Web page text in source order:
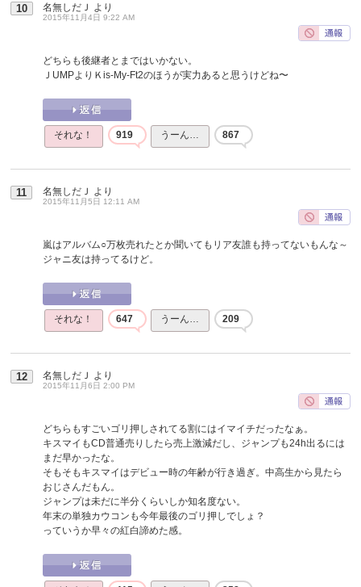
10 名無しだＪ より
2015年11月4日 9:22 AM
どちらも後継者とまではいかない。
ＪUMPよりＫis-My-Ft2のほうが実力あると思うけどね〜
それな！ 919 うーん… 867
11 名無しだＪ より
2015年11月5日 12:11 AM
嵐はアルバム○万枚売れたとか聞いてもリア友誰も持ってないもんな～
ジャニ友は持ってるけど。
それな！ 647 うーん… 209
12 名無しだＪ より
2015年11月6日 2:00 PM
どちらもすごいゴリ押しされてる割にはイマイチだったなぁ。
キスマイもCD普通売りしたら売上激減だし、ジャンプも24h出るには
まだ早かったな。
そもそもキスマイはデビュー時の年齢が行き過ぎ。中高生から見たら
おじさんだもん。
ジャンプは未だに半分くらいしか知名度ない。
年末の単独カウコンも今年最後のゴリ押しでしょ？
っていうか早々の紅白諦めた感。